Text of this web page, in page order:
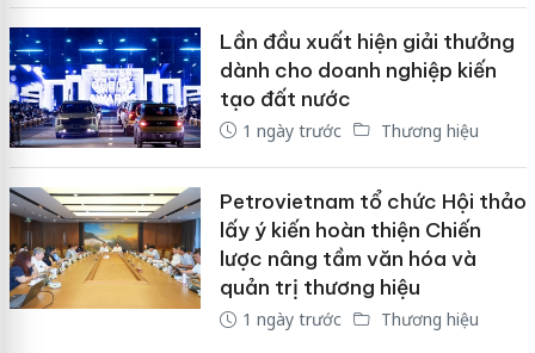
Lần đầu xuất hiện giải thưởng
dành cho doanh nghiệp kiến
tạo đất nước
1 ngày trước Thương hiệu
Petrovietnam tổ chức Hội thảo
lấy ý kiến hoàn thiện Chiến
lược nâng tầm văn hóa và
quản trị thương hiệu
1 ngày trước Thương hiệu